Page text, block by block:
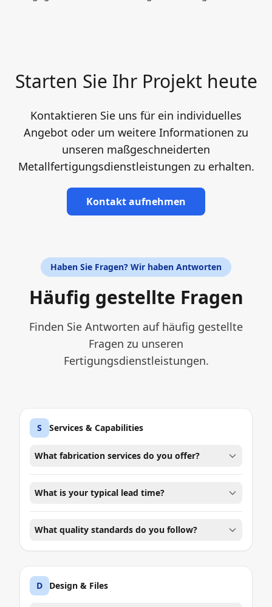
Starten Sie Ihr Projekt heute
Kontaktieren Sie uns für ein individuelles
Angebot oder um weitere Informationen zu
unseren maßgeschneiderten
Metallfertigungsdienstleistungen zu erhalten.
Kontakt aufnehmen
Haben Sie Fragen? Wir haben Antworten
Häufig gestellte Fragen
Finden Sie Antworten auf häufig gestellte
Fragen zu unseren
Fertigungsdienstleistungen.
S Services & Capabilities
What fabrication services do you offer?
What is your typical lead time?
What quality standards do you follow?
D Design & Files